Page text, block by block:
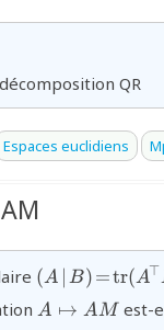
QR
Espaces euclidiens
(A ∣ B)=tr(A⊤
{A\mapsto
A ↦ AM est-